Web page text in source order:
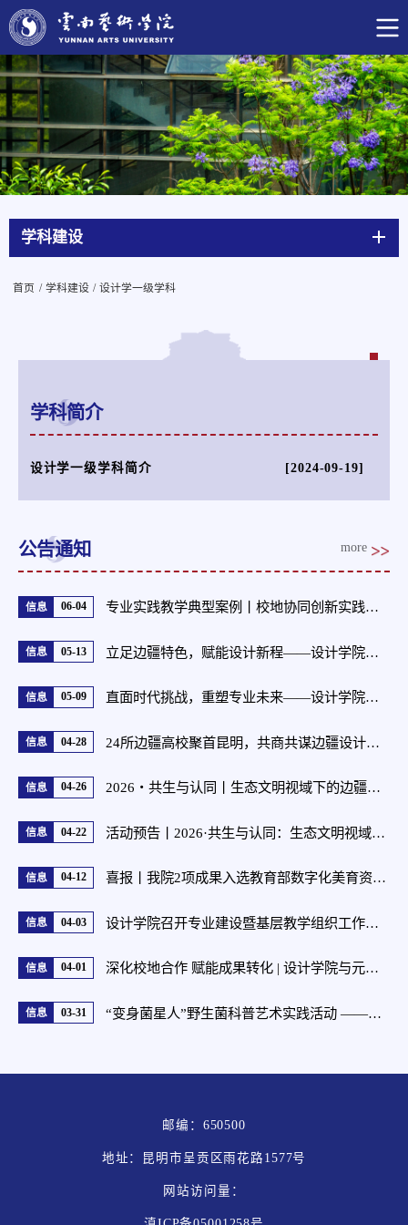
学科建设
首页 / 学科建设 / 设计学一级学科
学科简介
设计学一级学科简介 [2024-09-19]
公告通知 more
信息 06-04 专业实践教学典型案例丨校地协同创新实践育人 数字赋能赓续红色文脉——数字媒体艺术系2025-2026学年第二学期“艺术实践”课程展演纪实
信息 05-13 立足边疆特色，赋能设计新程——设计学院产品设计专业转型发展专题研讨会顺利召开
信息 05-09 直面时代挑战，重塑专业未来——设计学院环境设计专业转型发展专题调研会顺利召开
信息 04-28 24所边疆高校聚首昆明，共商共谋边疆设计实践联盟成立暨“2026·共生与认同：生态文明视域下的边疆文化叙事与设计实践”研讨会成功举办
信息 04-26 2026・共生与认同丨生态文明视域下的边疆文化叙事与设计实践——云南多校联合毕业设计活动在昆启幕
信息 04-22 活动预告丨2026·共生与认同：生态文明视域下的边疆文化叙事与设计实践——云南多校联合毕业设计活动即将启幕
信息 04-12 喜报丨我院2项成果入选教育部数字化美育资源与智能化美育应用案例名单
信息 04-03 设计学院召开专业建设暨基层教学组织工作提质专题会议
信息 04-01 深化校地合作 赋能成果转化 | 设计学院与元阳县联合召开 “创意元阳” 成果转化暨万凡教授省级专家基层科研工作站座谈会
信息 03-31 “变身菌星人”野生菌科普艺术实践活动 ——以数字艺术点亮科学梦想，以专业实践服务社会教育
邮编：650500
地址：昆明市呈贡区雨花路1577号
网站访问量：